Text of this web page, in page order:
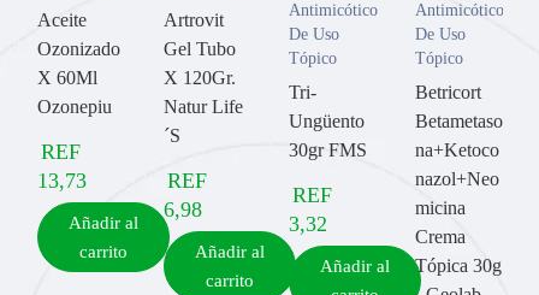
Aceite
Ozonizado
X 60Ml
Ozonepiu
REF
13,73
Añadir al
carrito
Artrovit
Gel Tubo
X 120Gr.
Natur Life
´S
REF
6,98
Añadir al
carrito
Antimicóticos
De Uso
Tópico
Tri-
Ungüento
30gr FMS
REF
3,32
Añadir al
Antimicóticos
De Uso
Tópico
Betricort
Betametaso
na+Ketoco
nazol+Neo
micina
Crema
Tópica 30g